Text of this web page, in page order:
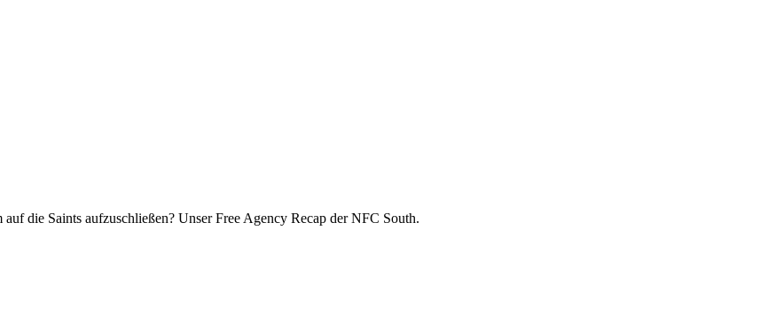
die Saints aufzuschließen? Unser Free Agency Recap der NFC South.